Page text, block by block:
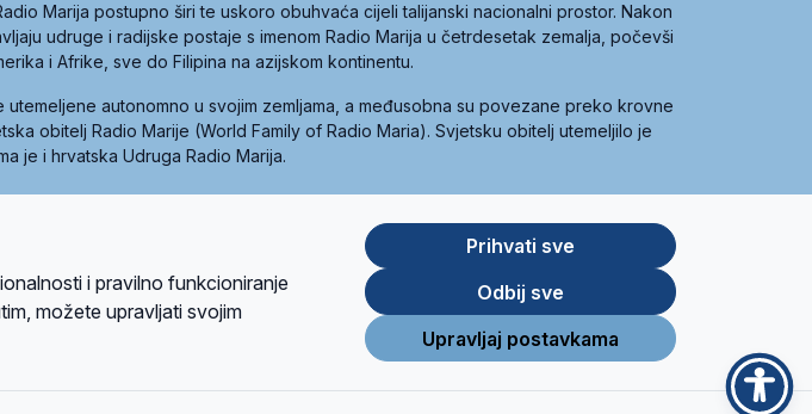
Marija postupno širi te uskoro obuhvaća cijeli talijanski nacionalni prostor. Nakon
udruge i radijske postaje s imenom Radio Marija u četrdesetak zemalja, počevši
i Afrike, sve do Filipina na azijskom kontinentu.
utemeljene autonomno u svojim zemljama, a međusobna su povezane preko krovne
obitelj Radio Marije (World Family of Radio Maria). Svjetsku obitelj utemeljilo je
je i hrvatska Udruga Radio Marija.
Store
i pravilno funkcioniranje
možete upravljati svojim
Prihvati sve
Odbij sve
Upravljaj postavkama